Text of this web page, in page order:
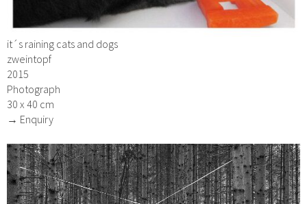
it´s raining cats and dogs
zweintopf
2015
Photograph
30 x 40 cm
→ Enquiry